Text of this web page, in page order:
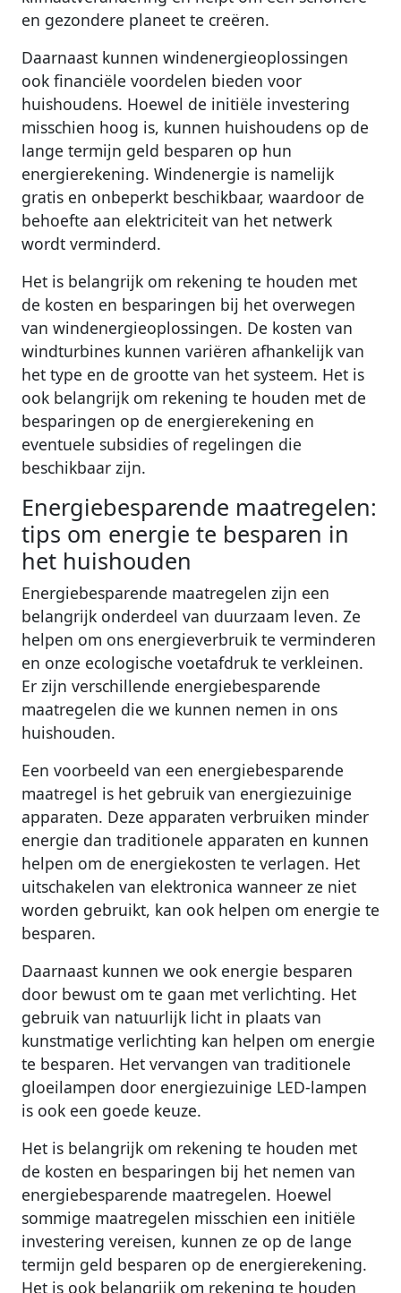
en gezondere planeet te creëren.
Daarnaast kunnen windenergieoplossingen
ook financiële voordelen bieden voor
huishoudens. Hoewel de initiële investering
misschien hoog is, kunnen huishoudens op de
lange termijn geld besparen op hun
energierekening. Windenergie is namelijk
gratis en onbeperkt beschikbaar, waardoor de
behoefte aan elektriciteit van het netwerk
wordt verminderd.
Het is belangrijk om rekening te houden met
de kosten en besparingen bij het overwegen
van windenergieoplossingen. De kosten van
windturbines kunnen variëren afhankelijk van
het type en de grootte van het systeem. Het is
ook belangrijk om rekening te houden met de
besparingen op de energierekening en
eventuele subsidies of regelingen die
beschikbaar zijn.
Energiebesparende maatregelen:
tips om energie te besparen in
het huishouden
Energiebesparende maatregelen zijn een
belangrijk onderdeel van duurzaam leven. Ze
helpen om ons energieverbruik te verminderen
en onze ecologische voetafdruk te verkleinen.
Er zijn verschillende energiebesparende
maatregelen die we kunnen nemen in ons
huishouden.
Een voorbeeld van een energiebesparende
maatregel is het gebruik van energiezuinige
apparaten. Deze apparaten verbruiken minder
energie dan traditionele apparaten en kunnen
helpen om de energiekosten te verlagen. Het
uitschakelen van elektronica wanneer ze niet
worden gebruikt, kan ook helpen om energie te
besparen.
Daarnaast kunnen we ook energie besparen
door bewust om te gaan met verlichting. Het
gebruik van natuurlijk licht in plaats van
kunstmatige verlichting kan helpen om energie
te besparen. Het vervangen van traditionele
gloeilampen door energiezuinige LED-lampen
is ook een goede keuze.
Het is belangrijk om rekening te houden met
de kosten en besparingen bij het nemen van
energiebesparende maatregelen. Hoewel
sommige maatregelen misschien een initiële
investering vereisen, kunnen ze op de lange
termijn geld besparen op de energierekening.
Het is ook belangrijk om rekening te houden